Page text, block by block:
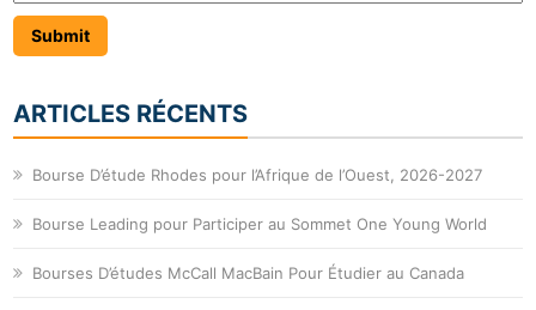
ARTICLES RÉCENTS
Bourse D’étude Rhodes pour l’Afrique de l’Ouest, 2026-2027
Bourse Leading pour Participer au Sommet One Young World
Bourses D’études McCall MacBain Pour Étudier au Canada